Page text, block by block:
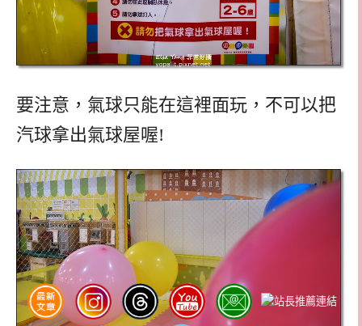
要注意，氣球只能在這裡面玩，不可以把
汽球拿出氣球屋喔!